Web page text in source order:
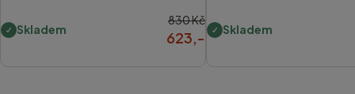
Skladem
830 Kč
623,- Skladem